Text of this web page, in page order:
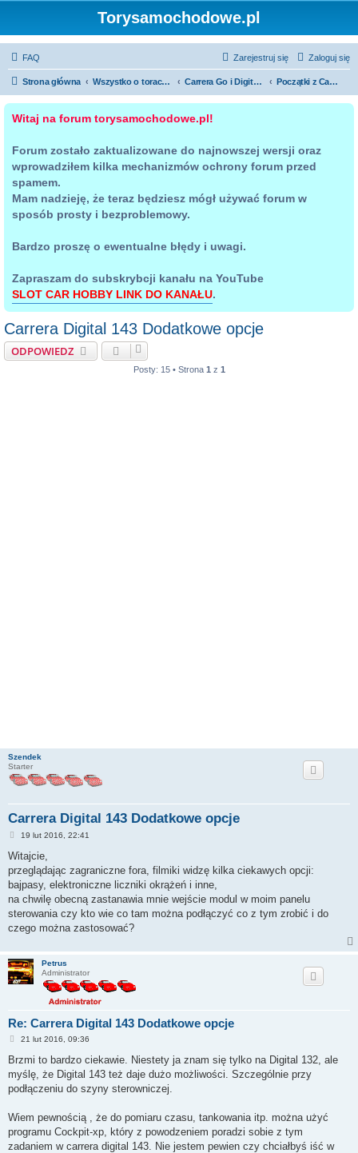
Torysamochodowe.pl
FAQ Zaloguj się
Zarejestruj się
Strona główna Wszystko o torach samochodowych Carrera Go i Digital 143 Początki z Carrera GO i Digital 143
Witaj na forum torysamochodowe.pl!
Forum zostało zaktualizowane do najnowszej wersji oraz
wprowadziłem kilka mechanizmów ochrony forum przed
spamem.
Mam nadzieję, że teraz będziesz mógł używać forum w
sposób prosty i bezproblemowy.
Bardzo proszę o ewentualne błędy i uwagi.
Zapraszam do subskrybcji kanału na YouTube
SLOT CAR HOBBY LINK DO KANAŁU.
Carrera Digital 143 Dodatkowe opcje
ODPOWIEDZ
Posty: 15 • Strona 1 z 1
Szendek
Starter
Carrera Digital 143 Dodatkowe opcje
P
s
19 lut 2016, 22:41
Witajcie,
przeglądając zagraniczne fora, filmiki widzę kilka ciekawych opcji:
bajpasy, elektroniczne liczniki okrążeń i inne,
na chwilę obecną zastanawia mnie wejście modul w moim panelu
sterowania czy kto wie co tam można podłączyć co z tym zrobić i do
czego można zastosować?
Petrus
Administrator
Re: Carrera Digital 143 Dodatkowe opcje
P
s
21 lut 2016, 09:36
Brzmi to bardzo ciekawie. Niestety ja znam się tylko na Digital 132, ale
myślę, że Digital 143 też daje dużo możliwości. Szczególnie przy
podłączeniu do szyny sterowniczej.
Wiem pewnością , że do pomiaru czasu, tankowania itp. można użyć
programu Cockpit-xp, który z powodzeniem poradzi sobie z tym
zadaniem w carrera digital 143. Nie jestem pewien czy chciałbyś iść w